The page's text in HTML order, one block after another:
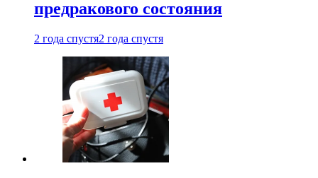
предракового состояния
2 года спустя2 года спустя